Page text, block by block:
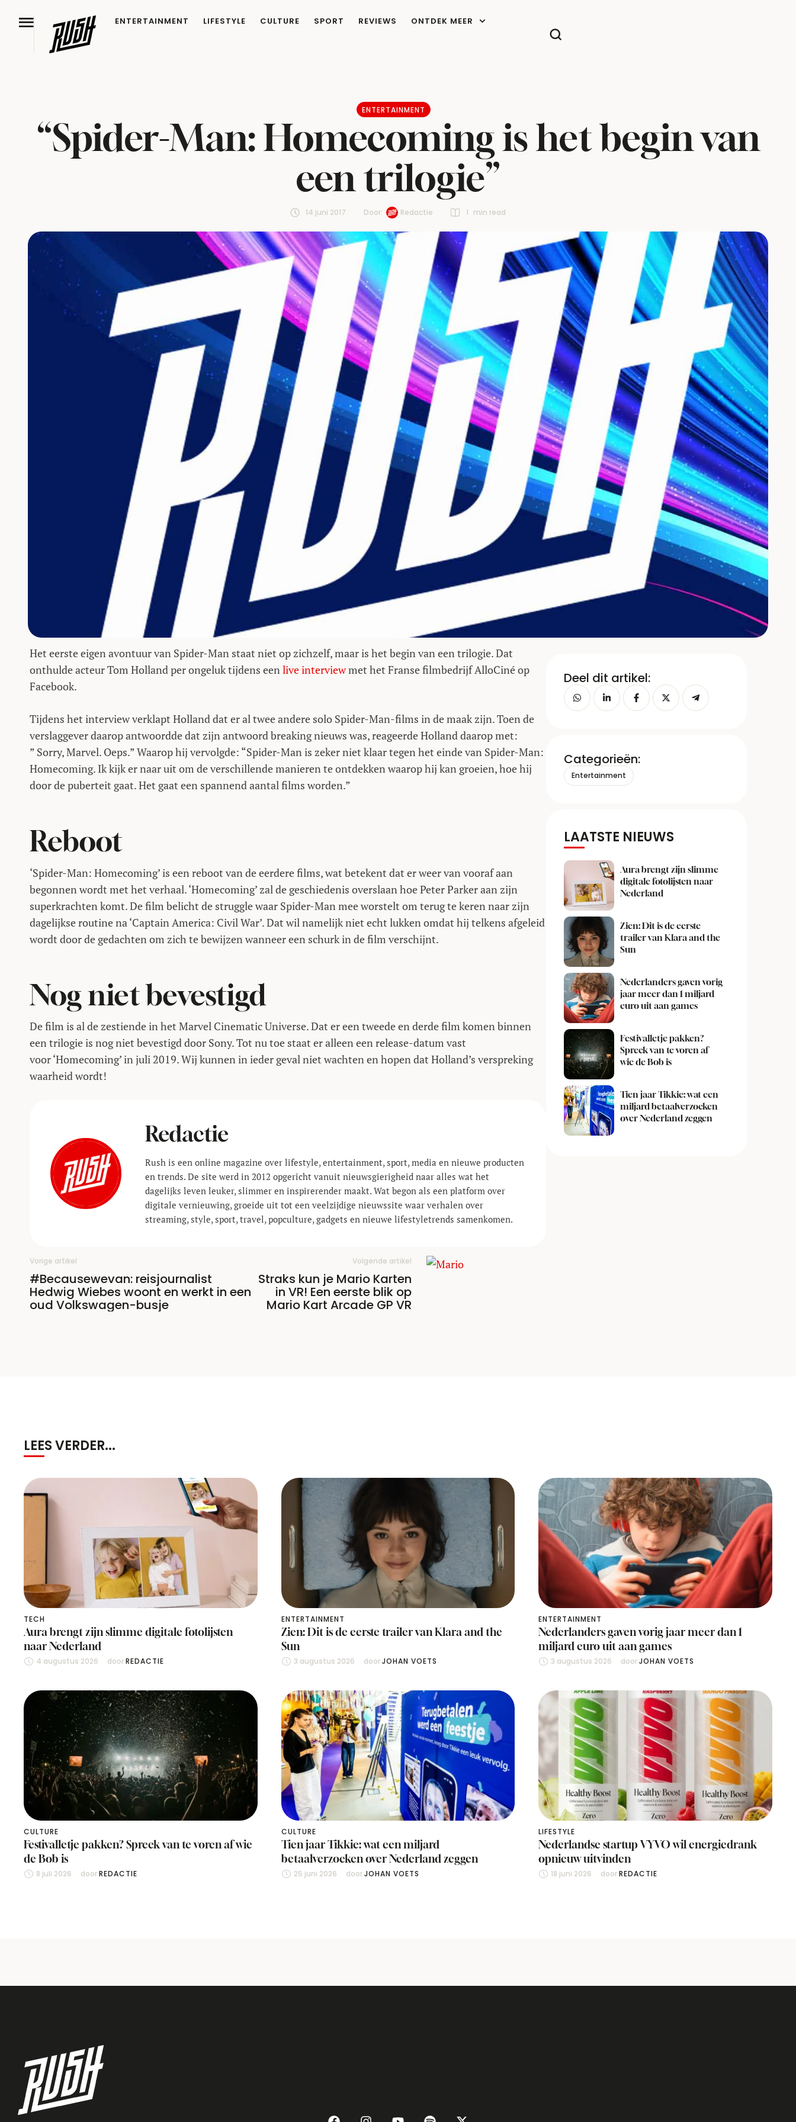
ENTERTAINMENT LIFESTYLE CULTURE SPORT REVIEWS ONTDEK MEER
ENTERTAINMENT
“Spider-Man: Homecoming is het begin van
een trilogie”
14 juni 2017 Door: Redactie 1 min read
Het eerste eigen avontuur van Spider-Man staat niet op zichzelf, maar is het begin van een trilogie. Dat
onthulde acteur Tom Holland per ongeluk tijdens eenlive interviewmet het Franse filmbedrijf AlloCiné op
Facebook.
Tijdens het interview verklapt Holland dat er al twee andere solo Spider-Man-films in de maak zijn. Toen de
verslaggever daarop antwoordde dat zijn antwoord breaking nieuws was, reageerde Holland daarop met:
” Sorry, Marvel. Oeps.” Waarop hij vervolgde: “Spider-Man is zeker niet klaar tegen het einde van Spider-Man:
Homecoming. Ik kijk er naar uit om de verschillende manieren te ontdekken waarop hij kan groeien, hoe hij
door de puberteit gaat. Het gaat een spannend aantal films worden.”
Reboot
‘Spider-Man: Homecoming’ is een reboot van de eerdere films, wat betekent dat er weer van vooraf aan
begonnen wordt met het verhaal. ‘Homecoming’ zal de geschiedenis overslaan hoe Peter Parker aan zijn
superkrachten komt. De film belicht de struggle waar Spider-Man mee worstelt om terug te keren naar zijn
dagelijkse routine na ‘Captain America: Civil War’. Dat wil namelijk niet echt lukken omdat hij telkens afgeleid
wordt door de gedachten om zich te bewijzen wanneer een schurk in de film verschijnt.
Nog niet bevestigd
De film is al de zestiende in het Marvel Cinematic Universe. Dat er een tweede en derde film komen binnen
een trilogie is nog niet bevestigd door Sony. Tot nu toe staat er alleen een release-datum vast
voor ‘Homecoming’ in juli 2019. Wij kunnen in ieder geval niet wachten en hopen dat Holland’s verspreking
waarheid wordt!
Redactie
Rush is een online magazine over lifestyle, entertainment, sport, media en nieuwe producten
en trends. De site werd in 2012 opgericht vanuit nieuwsgierigheid naar alles wat het
dagelijks leven leuker, slimmer en inspirerender maakt. Wat begon als een platform over
digitale vernieuwing, groeide uit tot een veelzijdige nieuwssite waar verhalen over
streaming, style, sport, travel, popculture, gadgets en nieuwe lifestyle­trends samenkomen.
Vorige artikel
#Becausewevan: reisjournalist
Hedwig Wiebes woont en werkt in een
oud Volkswagen-busje
Volgende artikel
Straks kun je Mario Karten
in VR! Een eerste blik op
Mario Kart Arcade GP VR
Deel dit artikel:
Categorieën:
Entertainment
LAATSTE NIEUWS
Aura brengt zijn slimme
digitale fotolijsten naar
Nederland
Zien: Dit is de eerste
trailer van Klara and the
Sun
Nederlanders gaven vorig
jaar meer dan 1 miljard
euro uit aan games
Festivalletje pakken?
Spreek van te voren af
wie de Bob is
Tien jaar Tikkie: wat een
miljard betaalverzoeken
over Nederland zeggen
LEES VERDER...
TECH
Aura brengt zijn slimme digitale fotolijsten
naar Nederland
4 augustus 2026 door REDACTIE
ENTERTAINMENT
Zien: Dit is de eerste trailer van Klara and the
Sun
3 augustus 2026 door JOHAN VOETS
ENTERTAINMENT
Nederlanders gaven vorig jaar meer dan 1
miljard euro uit aan games
3 augustus 2026 door JOHAN VOETS
CULTURE
Festivalletje pakken? Spreek van te voren af wie
de Bob is
8 juli 2026 door REDACTIE
CULTURE
Tien jaar Tikkie: wat een miljard
betaalverzoeken over Nederland zeggen
25 juni 2026 door JOHAN VOETS
LIFESTYLE
Nederlandse startup VYVO wil energiedrank
opnieuw uitvinden
18 juni 2026 door REDACTIE